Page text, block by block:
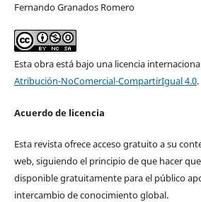
Fernando Granados Romero
Esta obra está bajo una licencia
Atribución-NoComercial-CompartirIgual 4.0.
Acuerdo de licencia
Esta revista ofrece acceso gratuito a su
web, siguiendo el principio de que hacer
disponible gratuitamente para el público
intercambio de conocimiento global.